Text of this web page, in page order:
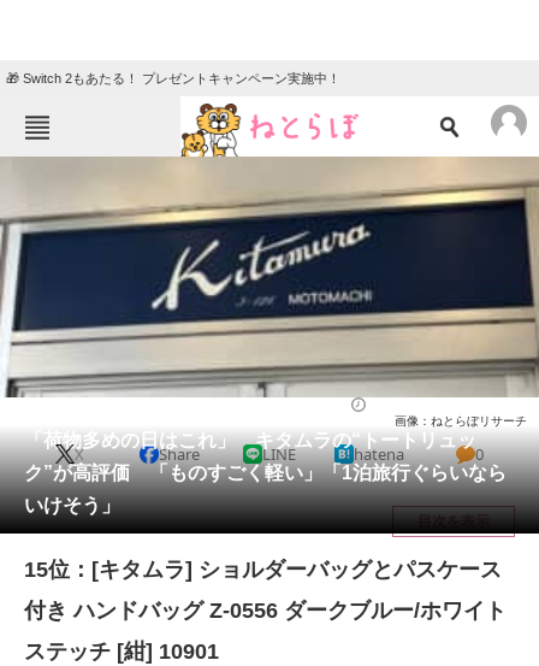
🎁 Switch 2もあたる！ プレゼントキャンペーン実施中！
ニュース
エンタメ クイズ
グルメ 地域
住まい
動物 リサーチ
会員記事
メディア
注目記事を集めた総合ページ
スマホと通信の最新トレンド
「荷物多めの日はこれ」 キタムラの“トートリュッ
ク”が高評価 「ものすごく軽い」「1泊旅行ぐらいなら
いけそう」
画像：ねとらぼリサーチ
X Share LINE hatena 0
目次を表示
15位：[キタムラ] ショルダーバッグとパスケース
付き ハンドバッグ Z-0556 ダークブルー/ホワイト
ステッチ [紺] 10901